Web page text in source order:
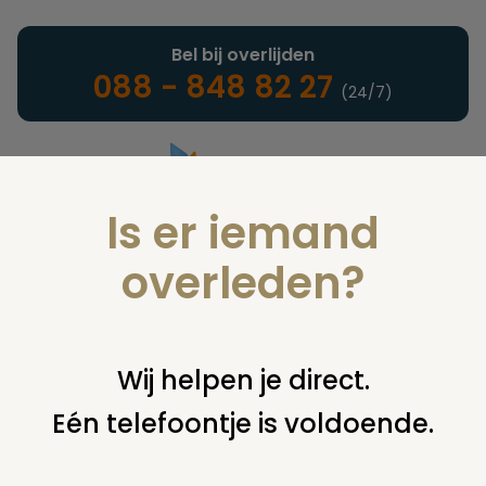
Landelijke uitvaartonderneming
Bel bij overlijden
088 - 848 82 27 (24/7)
U bent hier: home nieuws & agenda nieuws
Is er iemand
overleden?
Wij helpen je direct.
Eén telefoontje is voldoende.